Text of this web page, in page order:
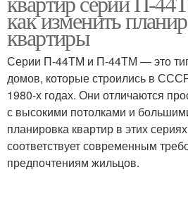
как изменить
квартиры
Серии П-44ТМ и П-44ТМ — это
домов, которые строились в
1980-х годах. Они отличаются
с высокими потолками и
планировка квартир в этих
соответствует современным
предпочтениям жильцов.